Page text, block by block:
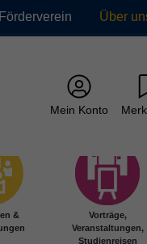
Förderverein Über
Mein Konto
&
Vorträge,
Veranstaltungen,
Studienreisen